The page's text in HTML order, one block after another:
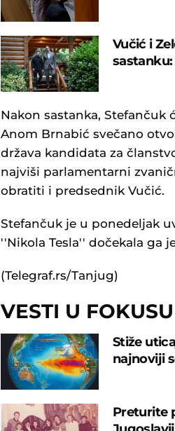
Vučić i
Nakon sastanka, Stefančuk
Anom Brnabić svečano
država kandidata za
najviši parlamentarni
obratiti i predsednik Vučić.
Stefančuk je u ponedeljak
''Nikola Tesla'' dočekala ga
(Telegraf.rs/Tanjug)
VESTI U FOKUSU
Stiže
najnoviji
Preturite